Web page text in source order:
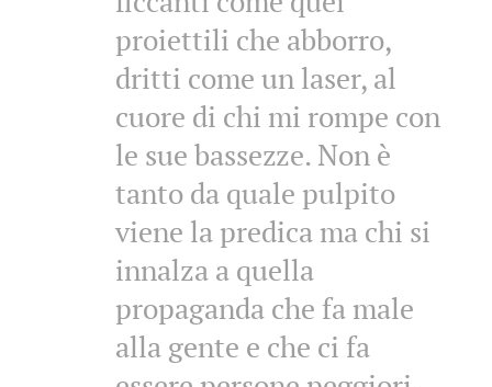
proiettili che abborro,
dritti come un laser, al
cuore di chi mi rompe con
le sue bassezze. Non è
tanto da quale pulpito
viene la predica ma chi si
innalza a quella
propaganda che fa male
alla gente e che ci fa